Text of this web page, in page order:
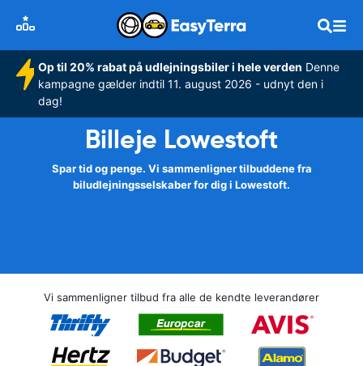
Op til 20% rabat på udlejningsbiler i hele verden Denne
kampagne gælder indtil 11. august 2026 - udnyt den i
dag!
Billeje Lowestoft
Spar tid og penge. Vi sammenligner tilbuddene fra
biludlejningsselskaber for dig i Lowestoft.
Vi sammenligner tilbud fra alle de kendte leverandører